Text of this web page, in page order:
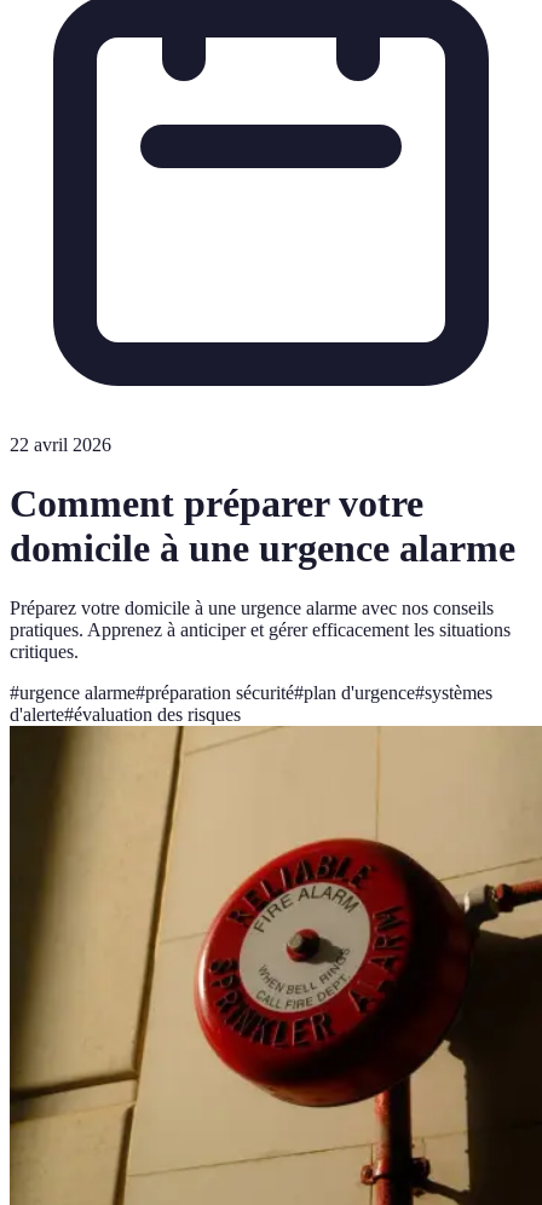
22 avril 2026
Comment préparer votre
domicile à une urgence alarme
Préparez votre domicile à une urgence alarme avec nos conseils
pratiques. Apprenez à anticiper et gérer efficacement les situations
critiques.
#urgence alarme#préparation sécurité#plan d'urgence#systèmes
d'alerte#évaluation des risques